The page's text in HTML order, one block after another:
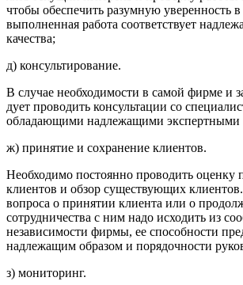
что­бы обеспечить разумную уверенность
выполненная ра­бота соответствует
качества;
д) консультирование.
В случае необходимости в самой фирме и
дует проводить консультации со
обладающими надлежащими экспертными
ж) принятие и сохранение клиентов.
Необходимо постоянно проводить оценку
клиентов и обзор существующих
вопро­са о принятии клиента или о
сотрудничества с ним надо исходить из
независимости фирмы, ее способ­ности
надлежащим образом и порядочнос­ти
з) мониторинг.